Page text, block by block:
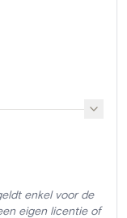
enkel voor de
eigen licentie of